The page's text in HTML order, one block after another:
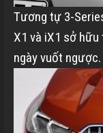
Tương tự 3-
X1 và iX1 sở
ngày vuốt ngược.